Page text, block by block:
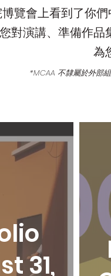
覽會上看到了你
對演講、準備作
為
*MCAA 不隸屬於外部
31,